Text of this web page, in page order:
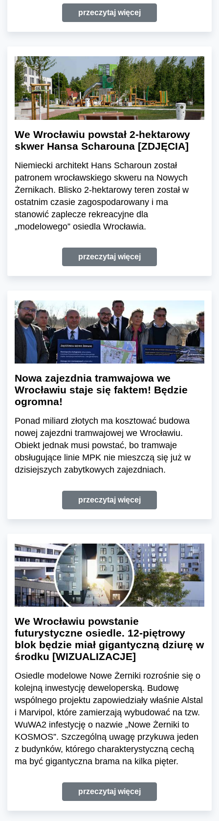
przeczytaj więcej
We Wrocławiu powstał 2-hektarowy
skwer Hansa Scharouna [ZDJĘCIA]
Niemiecki architekt Hans Scharoun został
patronem wrocławskiego skweru na Nowych
Żernikach. Blisko 2-hektarowy teren został w
ostatnim czasie zagospodarowany i ma
stanowić zaplecze rekreacyjne dla
„modelowego” osiedla Wrocławia.
przeczytaj więcej
Nowa zajezdnia tramwajowa we
Wrocławiu staje się faktem! Będzie
ogromna!
Ponad miliard złotych ma kosztować budowa
nowej zajezdni tramwajowej we Wrocławiu.
Obiekt jednak musi powstać, bo tramwaje
obsługujące linie MPK nie mieszczą się już w
dzisiejszych zabytkowych zajezdniach.
przeczytaj więcej
We Wrocławiu powstanie
futurystyczne osiedle. 12-piętrowy
blok będzie miał gigantyczną dziurę w
środku [WIZUALIZACJE]
Osiedle modelowe Nowe Żerniki rozrośnie się o
kolejną inwestycję deweloperską. Budowę
wspólnego projektu zapowiedziały właśnie Alstal
i Marvipol, które zamierzają wybudować na tzw.
WuWA2 infestycję o nazwie „Nowe Żerniki to
KOSMOS”. Szczególną uwagę przykuwa jeden
z budynków, którego charakterystyczną cechą
ma być gigantyczna brama na kilka pięter.
przeczytaj więcej